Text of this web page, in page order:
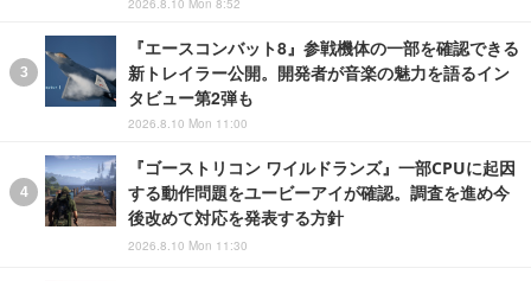
2026.8.10 Mon 8:52
『エースコンバット8』参戦機体の一部を確認できる
新トレイラー公開。開発者が音楽の魅力を語るイン
タビュー第2弾も
2026.8.10 Mon 11:00
『ゴーストリコン ワイルドランズ』一部CPUに起因
する動作問題をユービーアイが確認。調査を進め今
後改めて対応を発表する方針
2026.8.10 Mon 11:30